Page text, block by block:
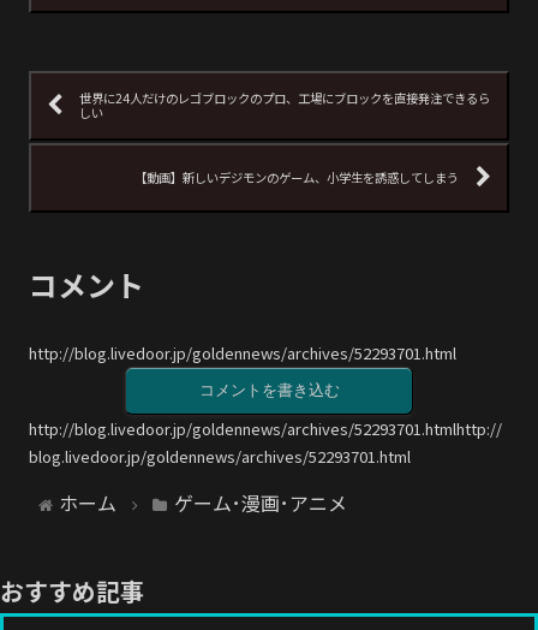
世界に24人だけのレゴブロックのプロ、工場にブロックを直接発注できるら
しい
【動画】新しいデジモンのゲーム、小学生を誘惑してしまう
コメント
http://blog.livedoor.jp/goldennews/archives/52293701.html
コメントを書き込む
http://blog.livedoor.jp/goldennews/archives/52293701.htmlhttp://
blog.livedoor.jp/goldennews/archives/52293701.html
ホーム ゲーム･漫画･アニメ
おすすめ記事